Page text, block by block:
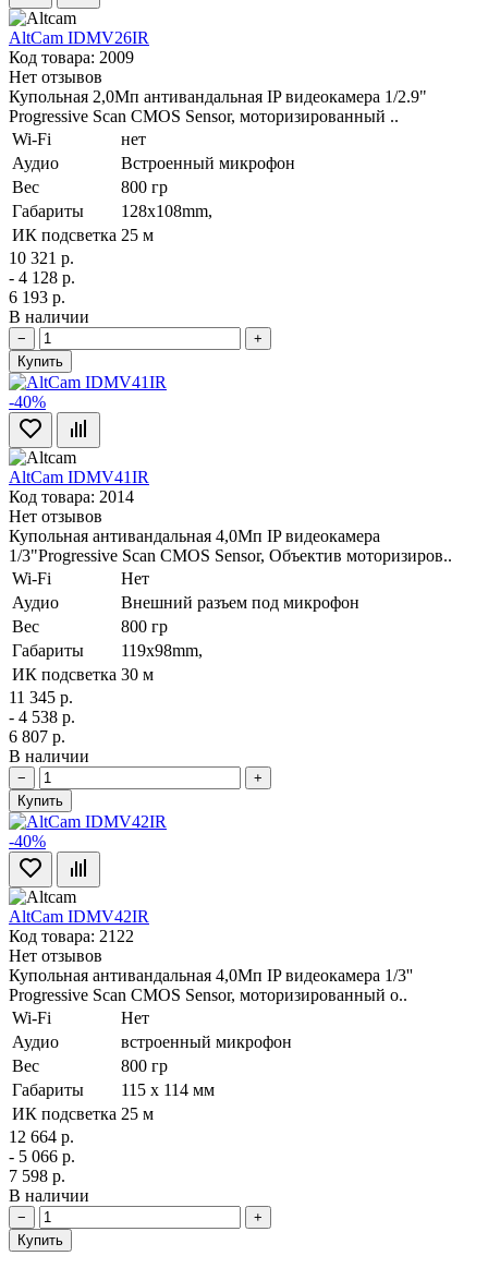
AltCam IDMV26IR
Код товара: 2009
Нет отзывов
Купольная 2,0Мп антивандальная IP видеокамера 1/2.9"
Progressive Scan CMOS Sensor, моторизированный ..
Wi-Fi
нет
Аудио
Встроенный микрофон
Вес
800 гр
Габариты
128х108mm,
ИК подсветка 25 м
10 321 р.
- 4 128 р.
6 193 р.
В наличии
−
+
Купить
-40%
AltCam IDMV41IR
Код товара: 2014
Нет отзывов
Купольная антивандальная 4,0Мп IP видеокамера
1/3"Progressive Scan CMOS Sensor, Объектив моторизиров..
Wi-Fi
Нет
Аудио
Внешний разъем под микрофон
Вес
800 гр
Габариты
119х98mm,
ИК подсветка 30 м
11 345 р.
- 4 538 р.
6 807 р.
В наличии
−
+
Купить
-40%
AltCam IDMV42IR
Код товара: 2122
Нет отзывов
Купольная антивандальная 4,0Мп IP видеокамера 1/3''
Progressive Scan CMOS Sensor, моторизированный о..
Wi-Fi
Нет
Аудио
встроенный микрофон
Вес
800 гр
Габариты
115 x 114 мм
ИК подсветка 25 м
12 664 р.
- 5 066 р.
7 598 р.
В наличии
−
+
Купить